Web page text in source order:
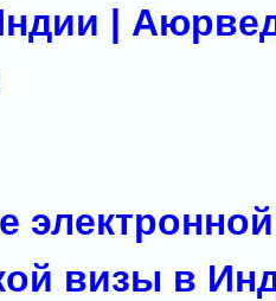
|
электронной
визы в